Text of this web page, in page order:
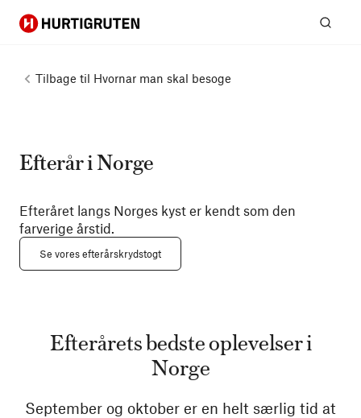
Hurtigruten
Tilbage til Hvornar man skal besoge
Efterår i Norge
Efteråret langs Norges kyst er kendt som den
farverige årstid.
Se vores efterårskrydstogt
Efterårets bedste oplevelser i
Norge
September og oktober er en helt særlig tid at